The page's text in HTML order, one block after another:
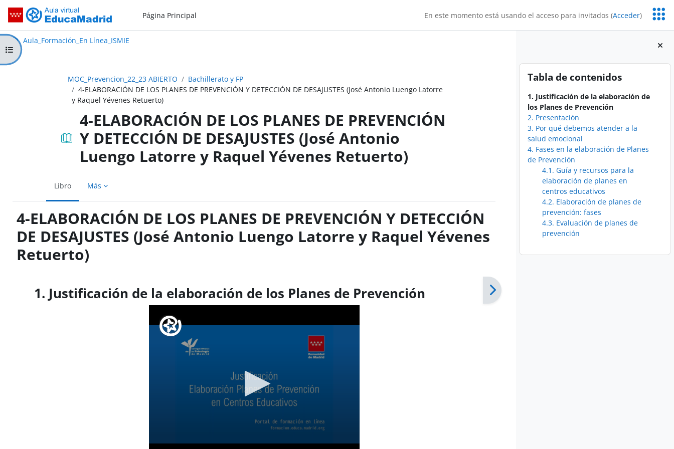
Aula_Formación_En Línea_ISMIEPágina Principal En este momento está usando el acceso para invitados (Acceder)
Bloques
Salta Tabla de contenidos
Tabla de contenidos
1. Justificación de la elaboración de
los Planes de Prevención
2. Presentación
3. Por qué debemos atender a la
salud emocional
4. Fases en la elaboración de Planes
de Prevención
4.1. Guía y recursos para la
elaboración de planes en
centros educativos
4.2. Elaboración de planes de
prevención: fases
4.3. Evaluación de planes de
prevención
Aula Virtual de EducaMadrid:
Aula_Formación_En Línea_ISMIE
Abrir índice del curso
MOC_Prevencion_22_23 ABIERTO
Bachillerato y FP
4-ELABORACIÓN DE LOS PLANES DE PREVENCIÓN Y DETECCIÓN DE DESAJUSTES (José Antonio Luengo Latorre
y Raquel Yévenes Retuerto)
4-ELABORACIÓN DE LOS PLANES DE PREVENCIÓN
Y DETECCIÓN DE DESAJUSTES (José Antonio
Luengo Latorre y Raquel Yévenes Retuerto)
Libro Más
4-ELABORACIÓN DE LOS PLANES DE PREVENCIÓN Y DETECCIÓN
DE DESAJUSTES (José Antonio Luengo Latorre y Raquel Yévenes
Retuerto)
1. Justificación de la elaboración de los Planes de Prevención